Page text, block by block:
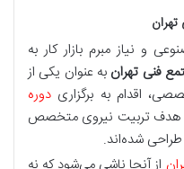
و نیاز مبرم بازار کار به
فنی تهران به عنوان یکی از
اقدام به برگزاری دوره
هدف تربیت نیروی متخصص
طراحی شده‌اند.